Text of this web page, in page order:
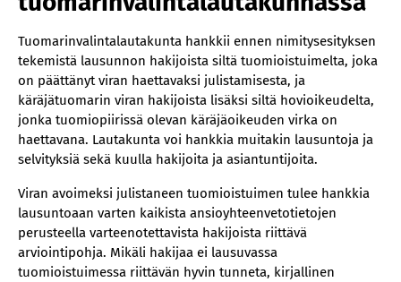
Tuomarinvalintalautakunta hankkii ennen nimitysesityksen
tekemistä lausunnon hakijoista siltä tuomioistuimelta, joka
on päättänyt viran haettavaksi julistamisesta, ja
käräjätuomarin viran hakijoista lisäksi siltä hovioikeudelta,
jonka tuomiopiirissä olevan käräjäoikeuden virka on
haettavana. Lautakunta voi hankkia muitakin lausuntoja ja
selvityksiä sekä kuulla hakijoita ja asiantuntijoita.
Viran avoimeksi julistaneen tuomioistuimen tulee hankkia
lausuntoaan varten kaikista ansioyhteenvetotietojen
perusteella varteenotettavista hakijoista riittävä
arviointipohja. Mikäli hakijaa ei lausuvassa
tuomioistuimessa riittävän hyvin tunneta, kirjallinen